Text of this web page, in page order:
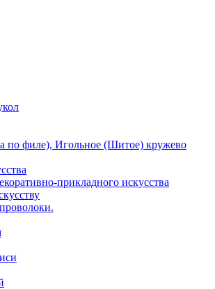
филе), Игольное (Шитое) кружево
прикладного искусства